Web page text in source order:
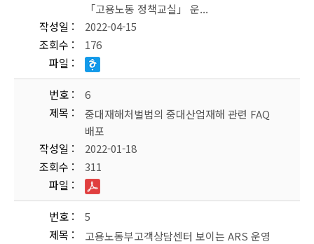
「고용노동 정책교실」 운...
작성일
2022-04-15
조회수
176
파일
번호
6
제목
중대재해처벌법의 중대산업재해 관련 FAQ
배포
작성일
2022-01-18
조회수
311
파일
번호
5
제목
고용노동부고객상담센터 보이는 ARS 운영